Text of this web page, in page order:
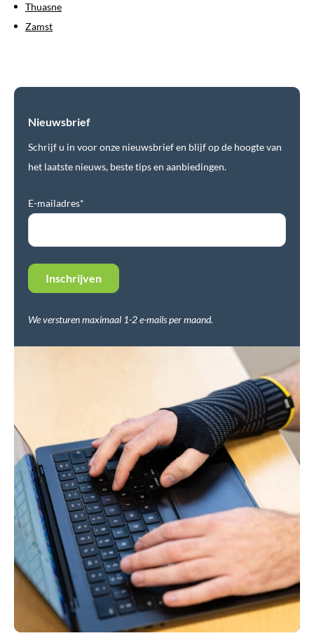
Thuasne
Zamst
Nieuwsbrief
Schrijf u in voor onze nieuwsbrief en blijf op de hoogte van
het laatste nieuws, beste tips en aanbiedingen.
E-mailadres*
We versturen maximaal 1-2 e-mails per maand.